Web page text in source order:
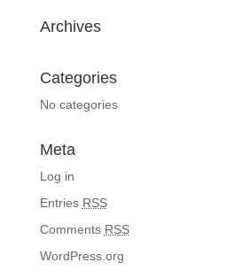
Archives
Categories
No categories
Meta
Log in
Entries RSS
Comments RSS
WordPress.org